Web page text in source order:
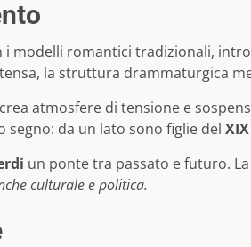
modelli romantici tradizionali,
la struttura drammaturgica
crea atmosfere di tensione e
segno: da un lato sono figlie del
un ponte tra passato e futuro.
culturale e politica.